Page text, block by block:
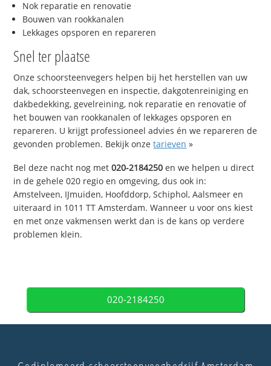
Nok reparatie en renovatie
Bouwen van rookkanalen
Lekkages opsporen en repareren
Snel ter plaatse
Onze schoorsteenvegers helpen bij het herstellen van uw
dak, schoorsteenvegen en inspectie, dakgotenreiniging en
dakbedekking, gevelreining, nok reparatie en renovatie of
het bouwen van rookkanalen of lekkages opsporen en
repareren. U krijgt professioneel advies én we repareren de
gevonden problemen. Bekijk onzetarieven »
Bel deze nacht nog met020-2184250 en we helpen u direct
in de gehele 020 regio en omgeving, dus ook in:
Amstelveen, IJmuiden, Hoofddorp, Schiphol, Aalsmeer en
uiteraard in 1011 TT Amsterdam. Wanneer u voor ons kiest
en met onze vakmensen werkt dan is de kans op verdere
problemen klein.
020-2184250